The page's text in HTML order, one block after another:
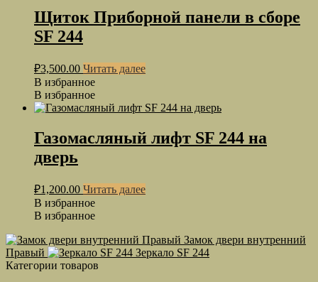
Щиток Приборной панели в сборе
SF 244
₽3,500.00 Читать далее
В избранное
В избранное
Газомасляный лифт SF 244 на
дверь
₽1,200.00 Читать далее
В избранное
В избранное
Замок двери внутренний
Правый
Зеркало SF 244
Категории товаров